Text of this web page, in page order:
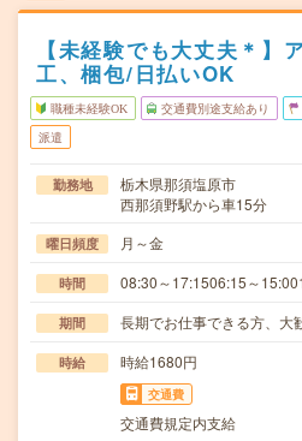
【未経験でも大丈夫＊】
工、梱包/日払いOK
職種未経験OK 交通費別途支給あり
派遣
勤務地
栃木県那須塩原市
西那須野駅から車15分
曜日頻度 月～金
時間 08:30～17:1506:15～
期間 長期でお仕事できる方、大
時給 時給1680円
交通費
交通費規定内支給